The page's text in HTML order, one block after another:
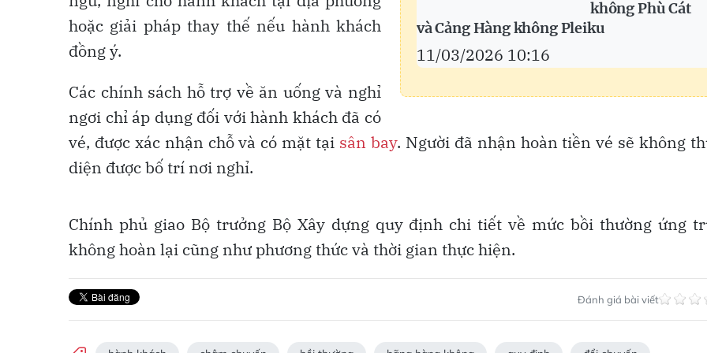
không Phù Cát
và Cảng Hàng không Pleiku
11/03/2026 10:16
hoặc giải pháp thay thế nếu hành khách
đồng ý.
Các chính sách hỗ trợ về ăn uống và nghỉ
ngơi chỉ áp dụng đối với hành khách đã có
vé, được xác nhận chỗ và có mặt tại sân bay. Người đã nhận hoàn tiền vé sẽ không
diện được bố trí nơi nghỉ.
Chính phủ giao Bộ trưởng Bộ Xây dựng quy định chi tiết về mức bồi thường ứng
không hoàn lại cũng như phương thức và thời gian thực hiện.
Đánh giá bài viết